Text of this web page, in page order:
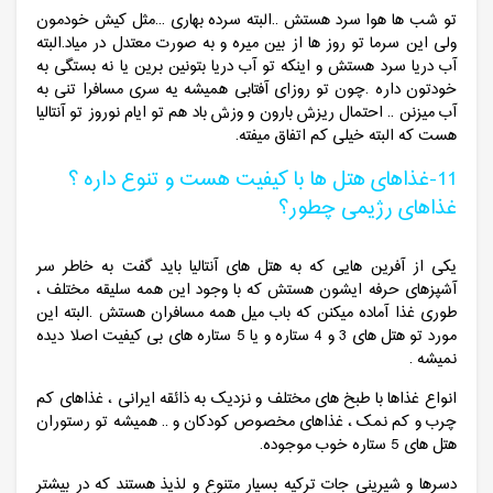
تو شب ها هوا سرد هستش ..البته سرده بهاری ...مثل کیش خودمون
ولی این سرما تو روز ها از بین میره و به صورت معتدل در میاد.البته
آب دریا سرد هستش و اینکه تو آب دریا بتونین برین یا نه بستگی به
خودتون داره .چون تو روزای آفتابی همیشه یه سری مسافرا تنی به
آب میزنن .. احتمال ریزش بارون و وزش باد هم تو ایام نوروز تو آنتالیا
هست که البته خیلی کم اتفاق میفته.
11-غذاهای هتل ها با کیفیت هست و تنوع داره ؟
غذاهای رژیمی چطور؟
یکی از آفرین هایی که به هتل های آنتالیا باید گفت به خاطر سر
آشپزهای حرفه ایشون هستش که با وجود این همه سلیقه مختلف ،
طوری غذا آماده میکنن که باب میل همه مسافران هستش .البته این
مورد تو هتل های 3 و 4 ستاره و یا 5 ستاره های بی کیفیت اصلا دیده
نمیشه .
انواع غذاها با طبخ های مختلف و نزدیک به ذائقه ایرانی ، غذاهای کم
چرب و کم نمک ، غذاهای مخصوص کودکان و .. همیشه تو رستوران
هتل های 5 ستاره خوب موجوده.
دسرها و شیرینی جات ترکیه بسیار متنوع و لذیذ هستند که در بیشتر